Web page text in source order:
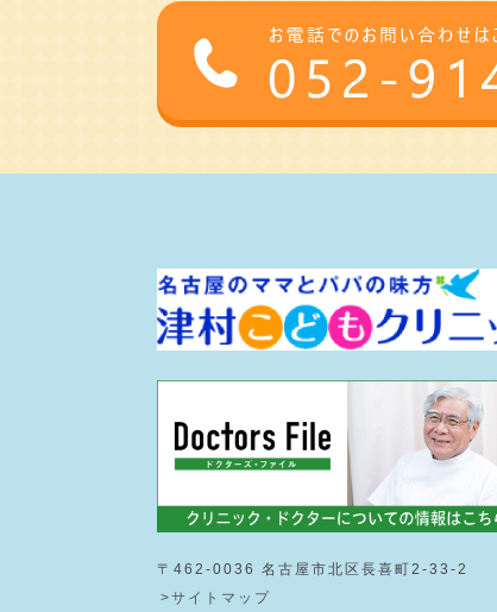
〒462-0036 名古屋市北区長喜町2-33-2
>サイトマップ